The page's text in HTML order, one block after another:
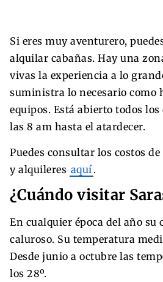
Si eres muy aventurero,
alquilar cabañas. Hay una
vivas la experiencia a lo
suministra lo necesario como
equipos. Está abierto todos
las 8 am hasta el atardecer.
Puedes consultar los costos
y alquileres aquí .
¿Cuándo visitar
En cualquier época del año su
caluroso. Su temperatura
Desde junio a octubre las
los 28º.